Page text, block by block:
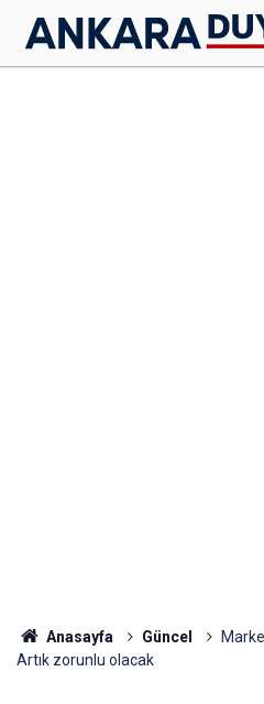
Anasayfa Güncel
Artık zorunlu olacak